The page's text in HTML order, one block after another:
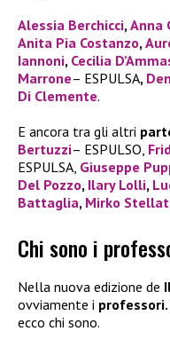
Alessia Berchicci,Anna
Anita Pia Costanzo,
Iannoni, Cecilia
Marrone– ESPULSA,
Di Clemente.
E ancora tra gli altri
Bertuzzi– ESPULSO,
ESPULSA, Giuseppe
Del Pozzo, Ilary Lolli,
Battaglia, Mirko
Chi sono i
Nella nuova edizione de
ovviamente i professori.
ecco chi sono.